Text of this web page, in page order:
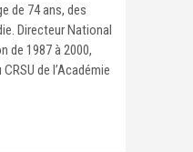
de 74 ans, des
Directeur National
de 1987 à 2000,
de l’Académie